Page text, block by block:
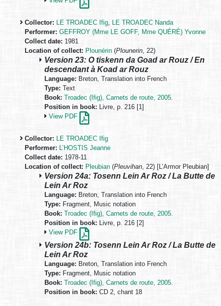
Collector: LE TROADEC Ifig
LE TROADEC Nanda
Performer: GEFFROY (Mme LE GOFF, Mme QUÉRÉ) Yvonne
Collect date: 1981
Location of collect: Plounérin (Plounerin , 22)
Version 23: O tiskenn da Goad ar Rouz / En
descendant à Koad ar Rouz
Language: Breton, Translation into French
Type: Text
Book: Troadec (Ifig), Carnets de route, 2005.
Position in book: Livre, p. 216 [1]
View PDF
Collector:
LE TROADEC Ifig
Performer:
L’HOSTIS Jeanne
Collect date: 1978-11
Location of collect: Pleubian (Pleuvihan , 22) [L’Armor Pleubian]
Version 24a: Tosenn Lein Ar Roz / La Butte de
Lein Ar Roz
Language: Breton, Translation into French
Type: Fragment, Music notation
Book: Troadec (Ifig), Carnets de route, 2005.
Position in book: Livre, p. 216 [2]
View PDF
Version 24b: Tosenn Lein Ar Roz / La Butte de
Lein Ar Roz
Language: Breton, Translation into French
Type: Fragment, Music notation
Book: Troadec (Ifig), Carnets de route, 2005.
Position in book: CD 2, chant 18